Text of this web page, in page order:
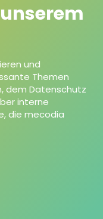
und
Themen
dem Datenschutz
interne
die mecodia